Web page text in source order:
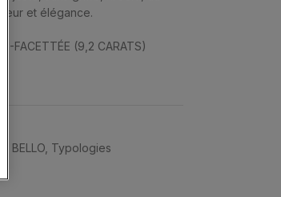
et élégance.
FACETTÉE (9,2 CARATS)
BELLO, Typologies